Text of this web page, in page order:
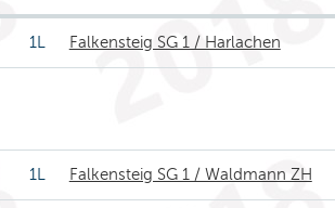
1L Falkensteig SG 1 / Harlachen
1L Falkensteig SG 1 / Waldmann ZH